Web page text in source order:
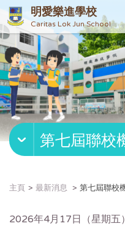
明愛樂進學校
Caritas Lok Jun School
第七屆聯校
主頁 最新消息 第七屆聯校
2026年4月17日（星期五）